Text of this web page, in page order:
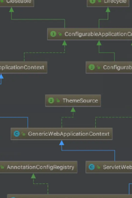
有注册的ApplicationRunner和
或者
ex) {
的监听事件
ex) {
ex,